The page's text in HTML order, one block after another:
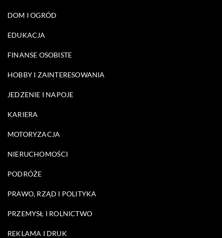
DOM I OGRÓD
EDUKACJA
FINANSE OSOBISTE
HOBBY I ZAINTERESOWANIA
JEDZENIE I NAPOJE
KARIERA
MOTORYZACJA
NIERUCHOMOŚCI
PODRÓŻE
PRAWO, RZĄD I POLITYKA
PRZEMYSŁ I ROLNICTWO
REKLAMA I DRUK